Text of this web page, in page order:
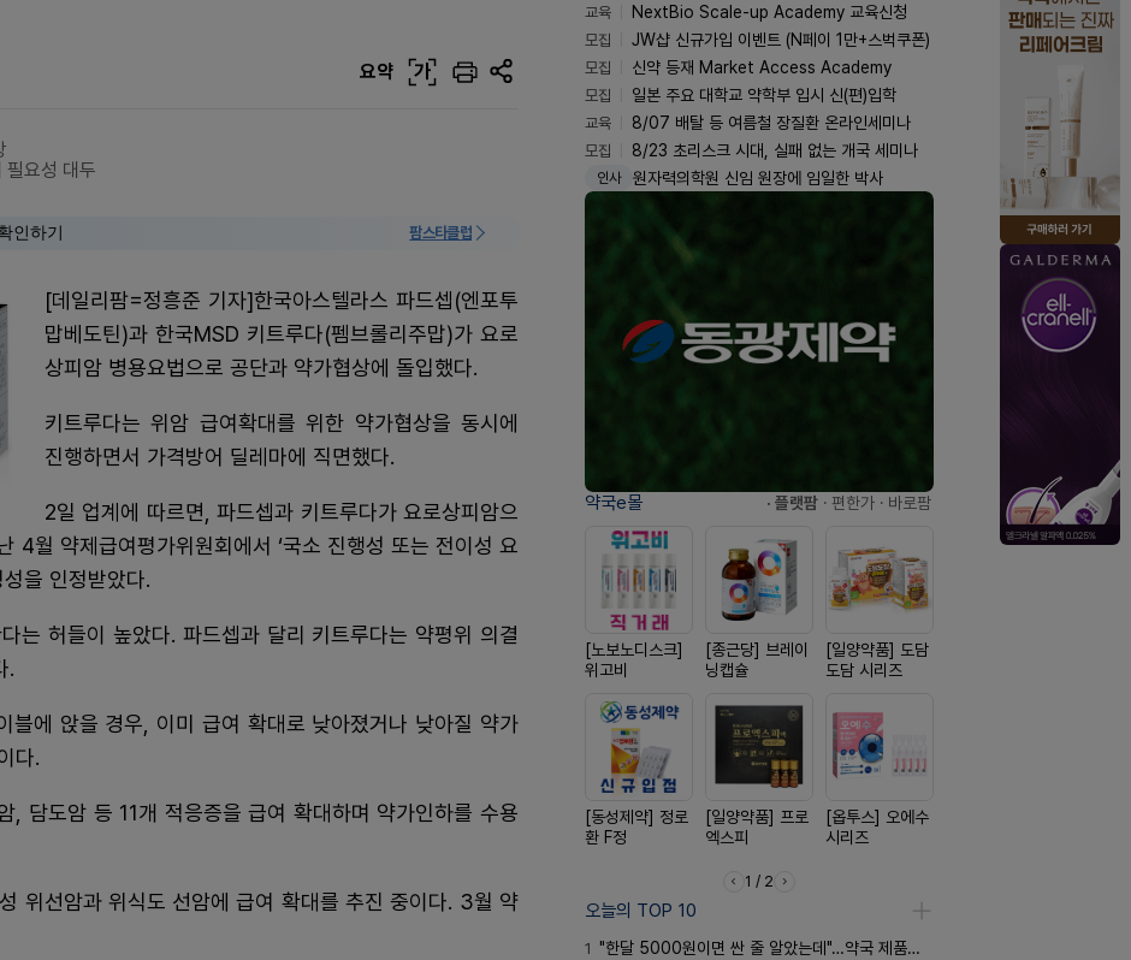
요약 가
필요성 대두
인하기 팜스타클럽
[데일리팜=정흥준 기자]한국아스텔라스 파드셉(엔포투
맙베도틴)과 한국MSD 키트루다(펨브롤리주맙)가 요로
상피암 병용요법으로 공단과 약가협상에 돌입했다.
키트루다는 위암 급여확대를 위한 약가협상을 동시에
진행하면서 가격방어 딜레마에 직면했다.
2일 업계에 따르면, 파드셉과 키트루다가 요로상피암으
4월 약제급여평가위원회에서 ‘국소 진행성 또는 전이성 요
을 인정받았다.
는 허들이 높았다. 파드셉과 달리 키트루다는 약평위 의결
.
블에 앉을 경우, 이미 급여 확대로 낮아졌거나 낮아질 약가
다.
, 담도암 등 11개 적응증을 급여 확대하며 약가인하를 수용
위선암과 위식도 선암에 급여 확대를 추진 중이다. 3월 약
교육
NextBio Scale-up Academy 교육신청
모집
JW샵 신규가입 이벤트 (N페이 1만+스벅쿠폰)
모집
신약 등재 Market Access Academy
모집
일본 주요 대학교 약학부 입시 신(편)입학
교육
8/07 배탈 등 여름철 장질환 온라인세미나
모집
8/23 초리스크 시대, 실패 없는 개국 세미나
인사 원자력의학원 신임 원장에 임일한 박사
약국e몰 · 플랫팜 · 편한가 · 바로팜
[노보노디스크]
위고비
[종근당] 브레이
닝캡슐
[일양약품] 도담
도담 시리즈
[동성제약] 정로
환 F정
[일양약품] 프로
엑스피
[옵투스] 오에수
시리즈
1 / 2
오늘의 TOP 10
1 "한달 5000원이면 싼 줄 알았는데"…약국 제품과 비교해보니